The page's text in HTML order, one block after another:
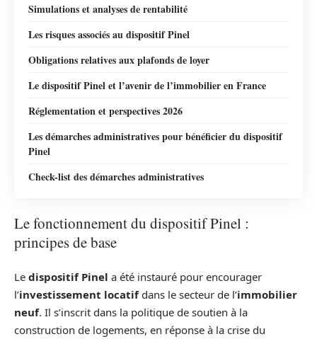
Simulations et analyses de rentabilité
Les risques associés au dispositif Pinel
Obligations relatives aux plafonds de loyer
Le dispositif Pinel et l’avenir de l’immobilier en France
Réglementation et perspectives 2026
Les démarches administratives pour bénéficier du dispositif
Pinel
Check-list des démarches administratives
Le fonctionnement du dispositif Pinel :
principes de base
Le dispositif Pinel a été instauré pour encourager
l’investissement locatifdans le secteur de l’immobilier
neuf. Il s’inscrit dans la politique de soutien à la
construction de logements, en réponse à la crise du